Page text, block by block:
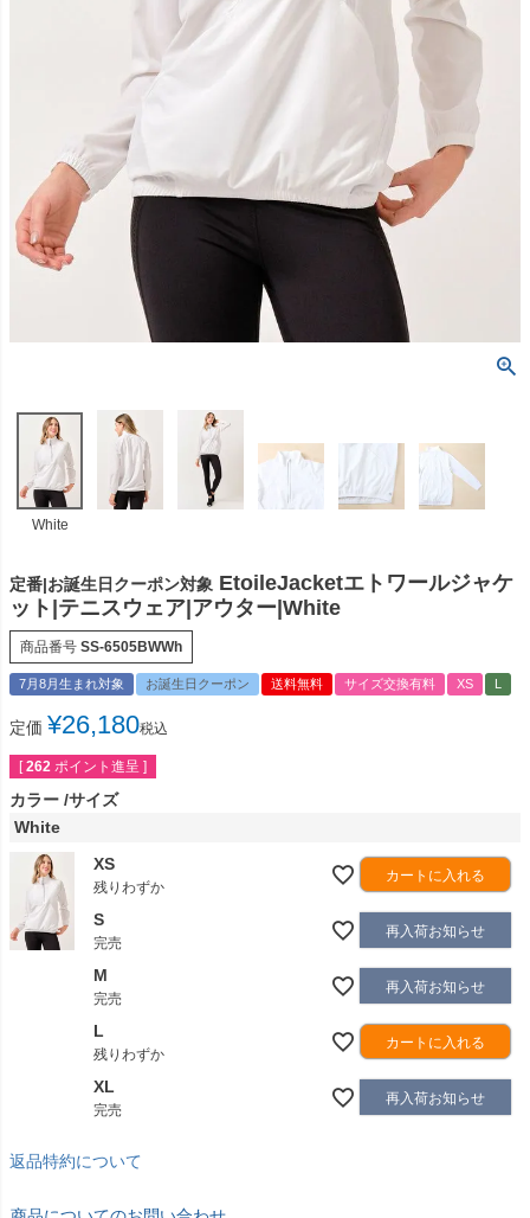
White
定番|お誕生日クーポン対象 EtoileJacketエトワールジャケ
ット|テニスウェア|アウター|White
商品番号 SS-6505BWWh
7月8月生まれ対象 お誕生日クーポン 送料無料 サイズ交換有料 XS L
定価 ¥26,180税込
[ 262 ポイント進呈 ]
カラー サイズ
White
XS
残りわずか
カートに入れる
S
完売
再入荷お知らせ
M
完売
再入荷お知らせ
L
残りわずか
カートに入れる
XL
完売
再入荷お知らせ
返品特約について